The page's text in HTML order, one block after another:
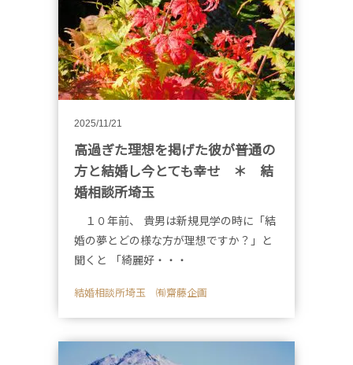
2025/11/21
高過ぎた理想を掲げた彼が普通の
方と結婚し今とても幸せ ＊ 結
婚相談所埼玉
１０年前、 貴男は新規見学の時に「結
婚の夢とどの様な方が理想ですか？」と
聞くと 「綺麗好・・・
結婚相談所埼玉 ㈲齋藤企画